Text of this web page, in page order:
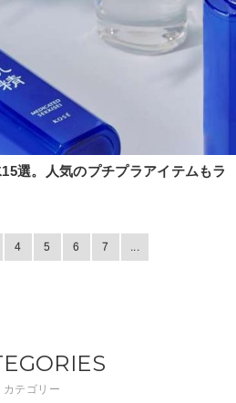
選。人気のプチプラアイテムもラ
4 5 6 7 ...
カテゴリー